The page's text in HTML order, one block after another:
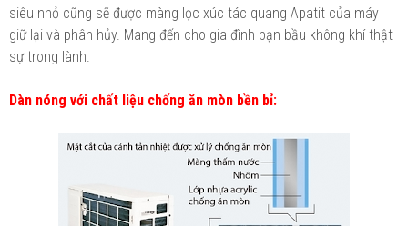
siêu nhỏ cũng sẽ được màng lọc xúc tác quang Apatit của máy
giữ lại và phân hủy. Mang đến cho gia đình bạn bầu không khí thật
sự trong lành.
Dàn nóng với chất liệu chống ăn mòn bền bỉ: